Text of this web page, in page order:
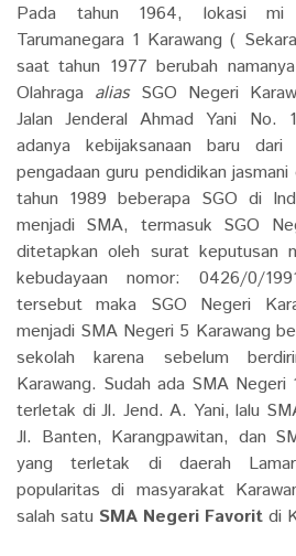
Pada tahun 1964, lokasi mi
Tarumanegara 1 Karawang (
saat tahun 1977 berubah
Olahraga aliasSGO Negeri
Jalan Jenderal Ahmad Yani No.
adanya kebijaksanaan baru dari
pengadaan guru pendidikan
tahun 1989 beberapa SGO di
menjadi SMA, termasuk SGO
ditetapkan oleh surat keputusan
kebudayaan nomor: 0426/0/
tersebut maka SGO Negeri
menjadi SMA Negeri 5 Karawang
sekolah karena sebelum
Karawang. Sudah ada SMA
terletak di Jl. Jend. A. Yani, lalu
Jl. Banten, Karangpawitan, dan
yang terletak di daerah
popularitas di masyarakat
salah satu SMA Negeri Favorit di